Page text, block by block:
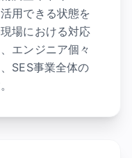
用できる状態を
場における対応
エンジニア個々
SES事業全体の